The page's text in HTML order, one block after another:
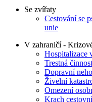
Se zvířaty
Cestování se
unie
V zahraničí -
Hospitalizace
Trestná
Dopravní
Živelní
Omezení
Krach